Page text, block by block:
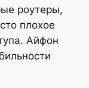
роутеры,
плохое
Айфон